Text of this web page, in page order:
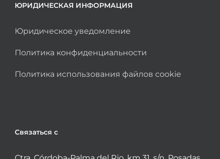
ЮРИДИЧЕСКАЯ ИНФОРМАЦИЯ
Юридическое уведомление
Политика конфиденциальности
Политика использования файлов cookie
Связаться с